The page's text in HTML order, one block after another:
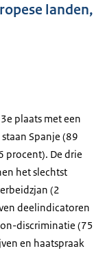
landen,
plaats met een
Spanje (89
procent). De drie
het slechtst
(2
deelindicatoren
discriminatie (75
en haatspraak